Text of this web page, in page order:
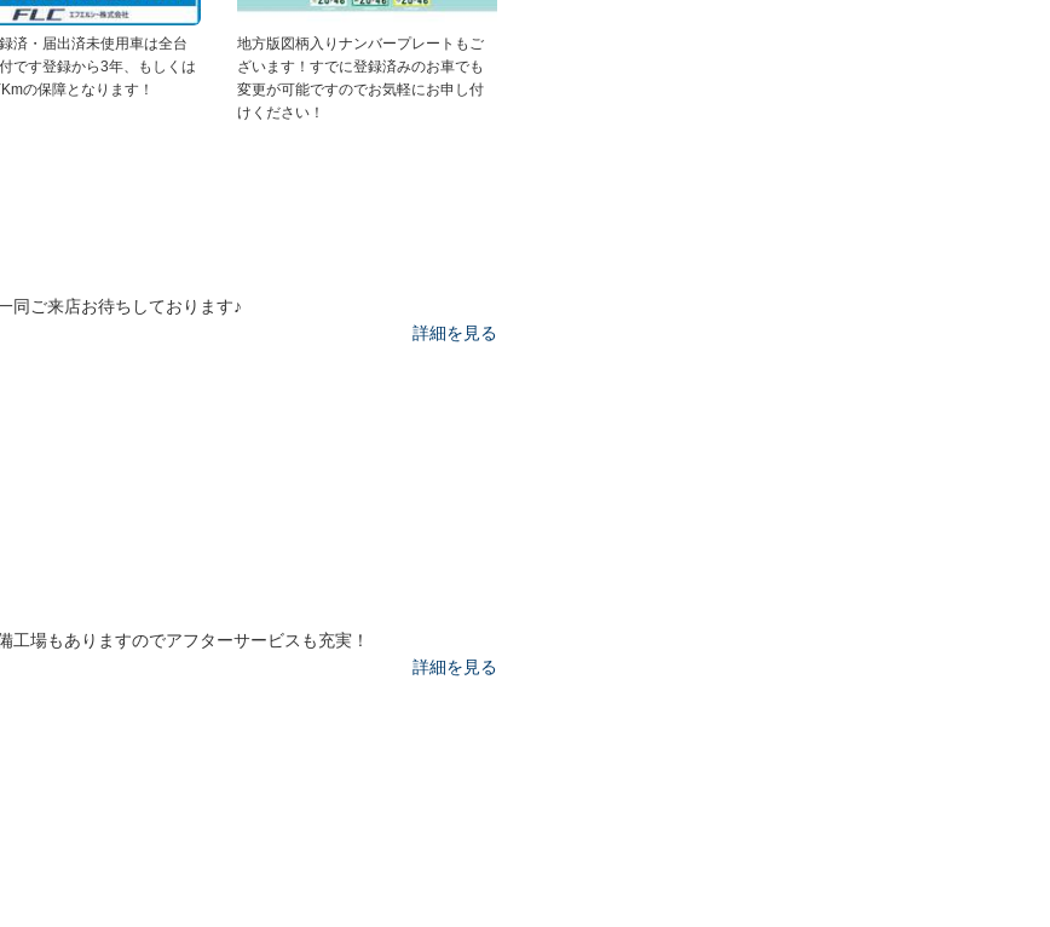
済・届出済未使用車は全台
です登録から3年、もしくは
の保障となります！
地方版図柄入りナンバープレートもご
ざいます！すでに登録済みのお車でも
変更が可能ですのでお気軽にお申し付
けください！
同ご来店お待ちしております♪
詳細を見る
工場もありますのでアフターサービスも充実！
詳細を見る